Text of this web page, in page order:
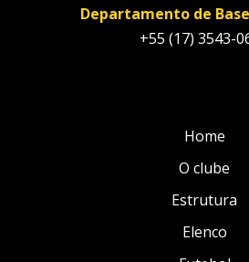
Departamento de
+55 (17) 3543-
Home
O clube
Estrutura
Elenco